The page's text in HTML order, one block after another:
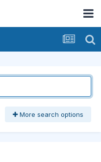
More search options